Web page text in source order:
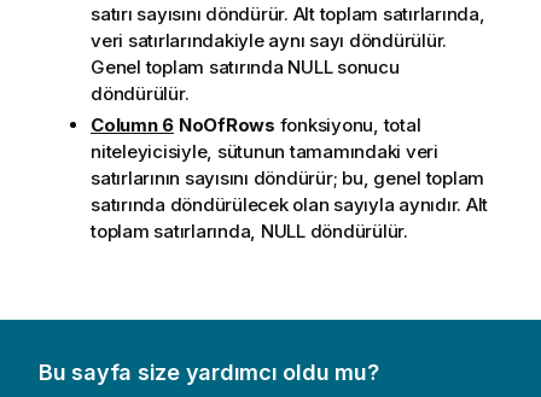
satırı sayısını döndürür. Alt toplam satırlarında,
veri satırlarındakiyle aynı sayı döndürülür.
Genel toplam satırında NULL sonucu
döndürülür.
Column 6 NoOfRows fonksiyonu, total
niteleyicisiyle, sütunun tamamındaki veri
satırlarının sayısını döndürür; bu, genel toplam
satırında döndürülecek olan sayıyla aynıdır. Alt
toplam satırlarında, NULL döndürülür.
Bu sayfa size yardımcı oldu mu?